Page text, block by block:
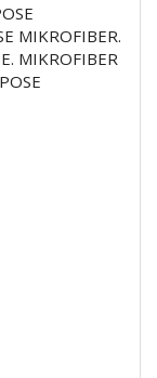
MIKROFIBER.
MIKROFIBER